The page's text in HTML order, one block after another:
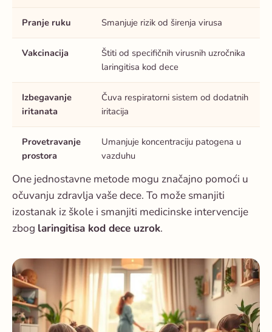
Pranje ruku Smanjuje rizik od širenja virusa
Vakcinacija
Štiti od specifičnih virusnih uzročnika
laringitisa kod dece
Izbegavanje
iritanata
Čuva respiratorni sistem od dodatnih
iritacija
Provetravanje
prostora
Umanjuje koncentraciju patogena u
vazduhu
One jednostavne metode mogu značajno pomoći u
očuvanju zdravlja vaše dece. To može smanjiti
izostanak iz škole i smanjiti medicinske intervencije
zbog laringitisa kod dece uzrok.